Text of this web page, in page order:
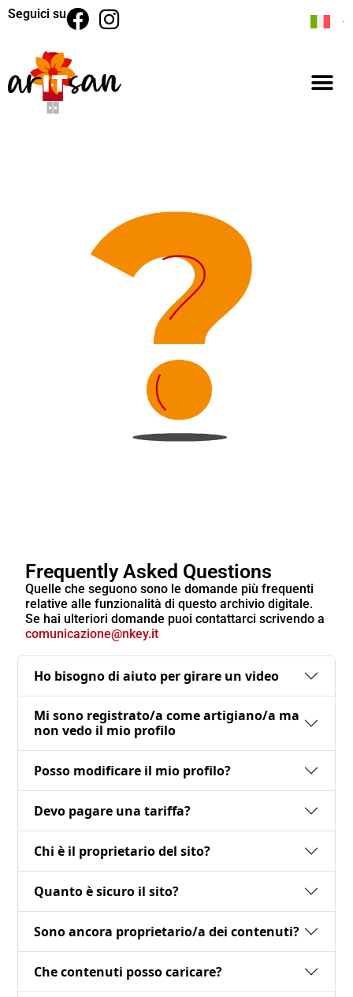
Seguici su
Frequently Asked Questions
Quelle che seguono sono le domande più frequenti
relative alle funzionalità di questo archivio digitale.
Se hai ulteriori domande puoi contattarci scrivendo a
comunicazione@nkey.it
Ho bisogno di aiuto per girare un video
Mi sono registrato/a come artigiano/a ma
non vedo il mio profilo
Posso modificare il mio profilo?
Devo pagare una tariffa?
Chi è il proprietario del sito?
Quanto è sicuro il sito?
Sono ancora proprietario/a dei contenuti?
Che contenuti posso caricare?